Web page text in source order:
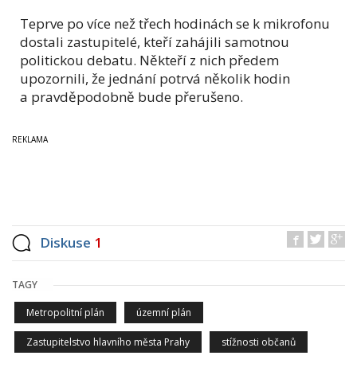
Teprve po více než třech hodinách se k mikrofonu
dostali zastupitelé, kteří zahájili samotnou
politickou debatu. Někteří z nich předem
upozornili, že jednání potrvá několik hodin
a pravděpodobně bude přerušeno.
Diskuse 1
TAGY
Metropolitní plán územní plán
Zastupitelstvo hlavního města Prahy stížnosti občanů